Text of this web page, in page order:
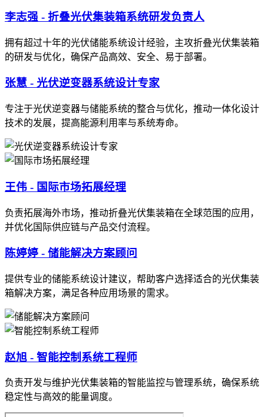
李志强 - 折叠光伏集装箱系统研发负责人
拥有超过十年的光伏储能系统设计经验，主攻折叠光伏集装箱
的研发与优化，确保产品高效、安全、易于部署。
张慧 - 光伏逆变器系统设计专家
专注于光伏逆变器与储能系统的整合与优化，推动一体化设计
技术的发展，提高能源利用率与系统寿命。
王伟 - 国际市场拓展经理
负责拓展海外市场，推动折叠光伏集装箱在全球范围的应用，
并优化国际供应链与产品交付流程。
陈婷婷 - 储能解决方案顾问
提供专业的储能系统设计建议，帮助客户选择适合的光伏集装
箱解决方案，满足各种应用场景的需求。
赵旭 - 智能控制系统工程师
负责开发与维护光伏集装箱的智能监控与管理系统，确保系统
稳定性与高效的能量调度。